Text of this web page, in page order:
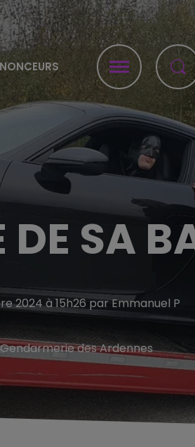
SA
2024 à 15h26 par Emmanuel P
Gendarmerie des Ardennes